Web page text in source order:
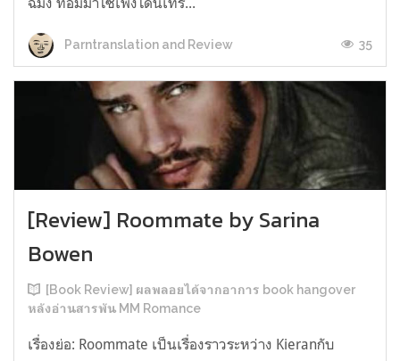
Parntranslation and Review 35
[Review] Roommate by Sarina
Bowen
[Book Review] ผลพลอยได้จากอาการ book hangover
หลังอ่านสารพัน MM Romance
เรื่องย่อ: Roommate เป็นเรื่องราวระหว่าง Kieranกับ